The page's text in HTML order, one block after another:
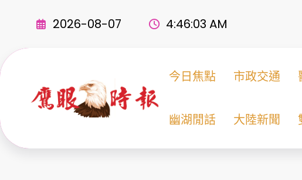
2026-08-07 4:46:04 AM
今日焦點 市政交通
幽湖閒話 大陸新聞